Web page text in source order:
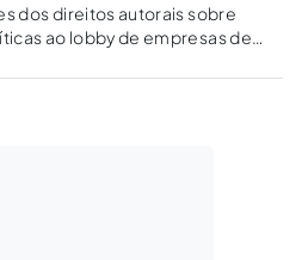
dos direitos autorais sobre
ao lobby de empresas de